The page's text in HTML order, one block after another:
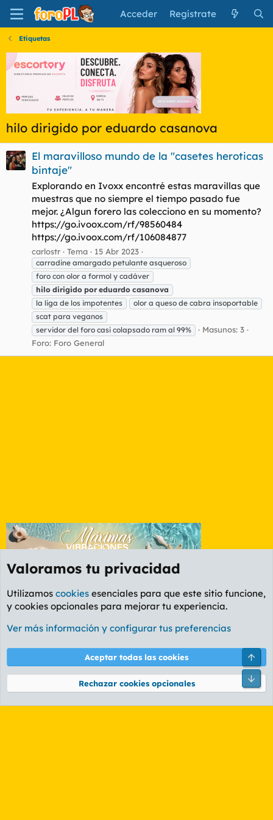
Acceder Regístrate
Etiquetas
hilo dirigido por eduardo casanova
El maravilloso mundo de la "casetes heroticas
bintaje"
Explorando en Ivoxx encontré estas maravillas que
muestras que no siempre el tiempo pasado fue
mejor. ¿Algun forero las colecciono en su momento?
https://go.ivoox.com/rf/98560484
https://go.ivoox.com/rf/106084877
carlostr Tema 15 Abr 2023
carradine amargado petulante asqueroso
foro con olor a formol y cadáver
hilo dirigido por eduardo casanova
la liga de los impotentes
olor a queso de cabra insoportable
scat para veganos
servidor del foro casi colapsado ram al 99%
Masunos: 3
Foro: Foro General
Etiquetas
Cookies
PL OLDSTYLE AMARILLO
Términos y reglas Política de privacidad Ayuda
Community platform by XenForo® © 2010-2026 XenForo Ltd.
Valoramos tu privacidad
Utilizamos cookies esenciales para que este sitio funcione,
y cookies opcionales para mejorar tu experiencia.
Ver más información y configurar tus preferencias
Aceptar todas las cookies
Rechazar cookies opcionales
Pie